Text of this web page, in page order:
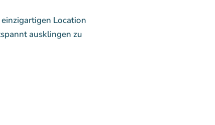
Location
ausklingen zu